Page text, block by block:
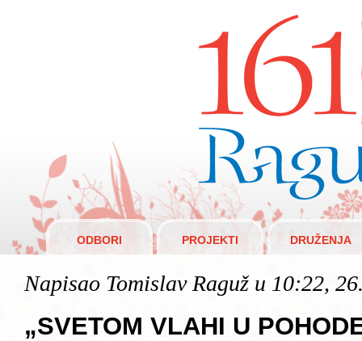
Raguži 1610.
ODBORI PROJEKTI DRUŽENJA
Napisao Tomislav Raguž u 10:22,
„SVETOM VLAHI U